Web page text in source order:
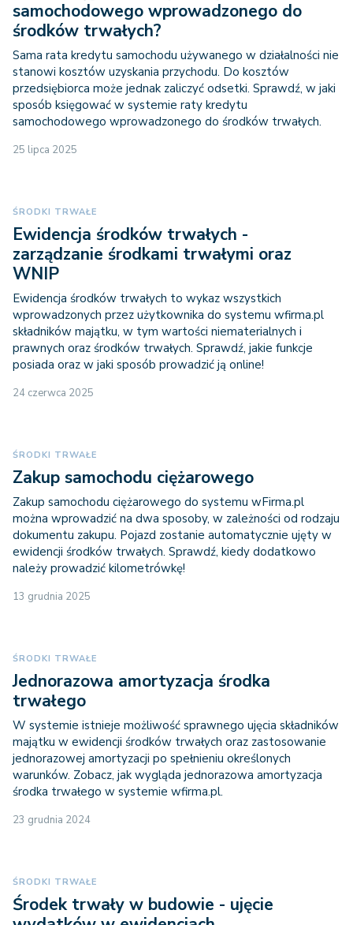
samochodowego wprowadzonego do
środków trwałych?
Sama rata kredytu samochodu używanego w działalności nie
stanowi kosztów uzyskania przychodu. Do kosztów
przedsiębiorca może jednak zaliczyć odsetki. Sprawdź, w jaki
sposób księgować w systemie raty kredytu
samochodowego wprowadzonego do środków trwałych.
25 lipca 2025
ŚRODKI TRWAŁE
Ewidencja środków trwałych -
zarządzanie środkami trwałymi oraz
WNIP
Ewidencja środków trwałych to wykaz wszystkich
wprowadzonych przez użytkownika do systemu wfirma.pl
składników majątku, w tym wartości niematerialnych i
prawnych oraz środków trwałych. Sprawdź, jakie funkcje
posiada oraz w jaki sposób prowadzić ją online!
24 czerwca 2025
ŚRODKI TRWAŁE
Zakup samochodu ciężarowego
Zakup samochodu ciężarowego do systemu wFirma.pl
można wprowadzić na dwa sposoby, w zależności od rodzaju
dokumentu zakupu. Pojazd zostanie automatycznie ujęty w
ewidencji środków trwałych. Sprawdź, kiedy dodatkowo
należy prowadzić kilometrówkę!
13 grudnia 2025
ŚRODKI TRWAŁE
Jednorazowa amortyzacja środka
trwałego
W systemie istnieje możliwość sprawnego ujęcia składników
majątku w ewidencji środków trwałych oraz zastosowanie
jednorazowej amortyzacji po spełnieniu określonych
warunków. Zobacz, jak wygląda jednorazowa amortyzacja
środka trwałego w systemie wfirma.pl.
23 grudnia 2024
ŚRODKI TRWAŁE
Środek trwały w budowie - ujęcie